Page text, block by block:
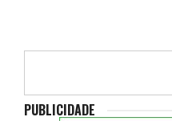
PUBLICIDADE